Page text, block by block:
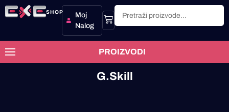
SHOP
Moj
Nalog
PROIZVODI
G.Skill